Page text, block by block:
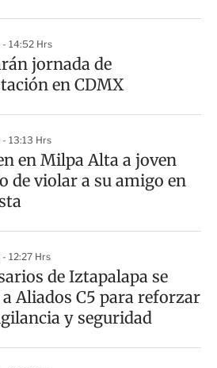
14:52 Hrs
jornada de
en CDMX
13:13 Hrs
en Milpa Alta a joven
de violar a su amigo en
12:27 Hrs
de Iztapalapa se
Aliados C5 para reforzar
y seguridad